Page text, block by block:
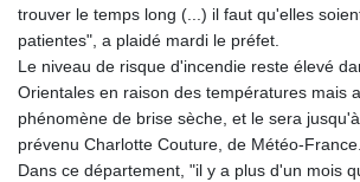
LYD 7.358849
MAD
MDL
MGA
MKD 61.70777
MMK
MNT
trouver le temps long (...) il faut qu'elles
patientes", a plaidé mardi le préfet.
Le niveau de risque d'incendie reste élevé
Orientales en raison des températures mais
phénomène de brise sèche, et le sera
prévenu Charlotte Couture, de Météo-France.
Dans ce département, "il y a plus d'un mois